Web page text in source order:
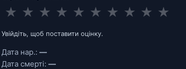
★ ★ ★ ★ ★ ★ ★ ★ ★ ★
Увійдіть, щоб поставити оцінку.
Дата нар.: —
Дата смерті: —